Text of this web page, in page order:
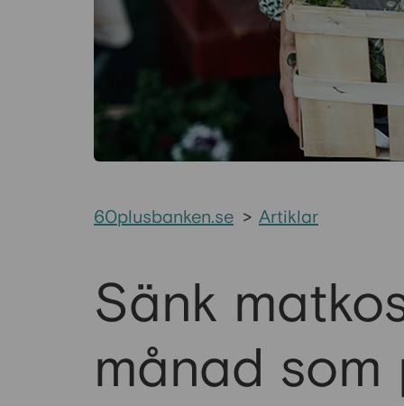
60plusbanken.se > Artiklar
Sänk
månad som